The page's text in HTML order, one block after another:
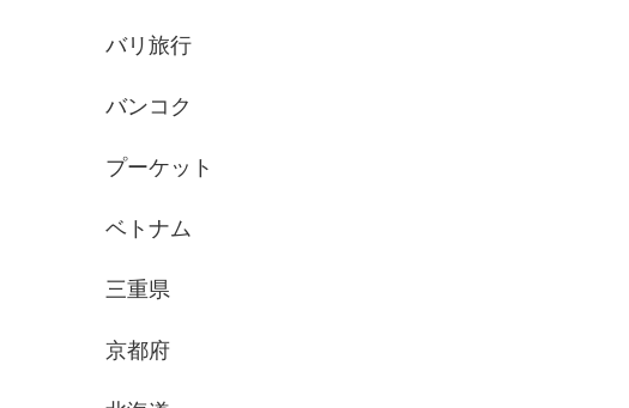
バリ旅行
バンコク
プーケット
ベトナム
三重県
京都府